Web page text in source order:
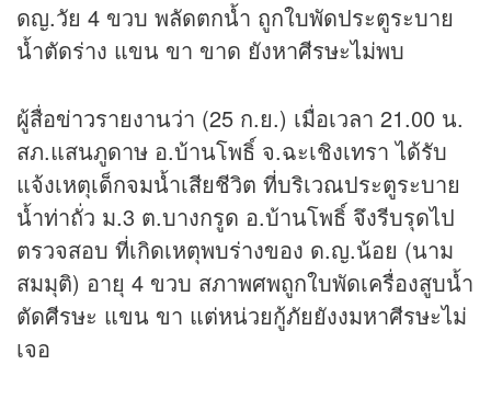
ดญ.วัย 4 ขวบ พลัดตกน้ำ ถูกใบพัดประตูระบาย
น้ำตัดร่าง แขน ขา ขาด ยังหาศีรษะไม่พบ
ผู้สื่อข่าวรายงานว่า (25 ก.ย.) เมื่อเวลา 21.00 น.
สภ.แสนภูดาษ อ.บ้านโพธิ์ จ.ฉะเชิงเทรา ได้รับ
แจ้งเหตุเด็กจมน้ำเสียชีวิต ที่บริเวณประตูระบาย
น้ำท่าถั่ว ม.3 ต.บางกรูด อ.บ้านโพธิ์ จึงรีบรุดไป
ตรวจสอบ ที่เกิดเหตุพบร่างของ ด.ญ.น้อย (นาม
สมมุติ) อายุ 4 ขวบ สภาพศพถูกใบพัดเครื่องสูบน้ำ
ตัดศีรษะ แขน ขา แต่หน่วยกู้ภัยยังงมหาศีรษะไม่
เจอ